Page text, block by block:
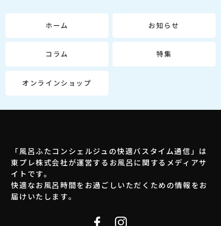
ホーム お知らせ
コラム 特集
オンラインショップ
「風呂ふたコンシェルジュの快適バスタイム通信」は
東プレ株式会社が運営するお風呂に関するメディアサ
イトです。
快適なお風呂時間をお過ごしいただくための情報をお
届けいたします。